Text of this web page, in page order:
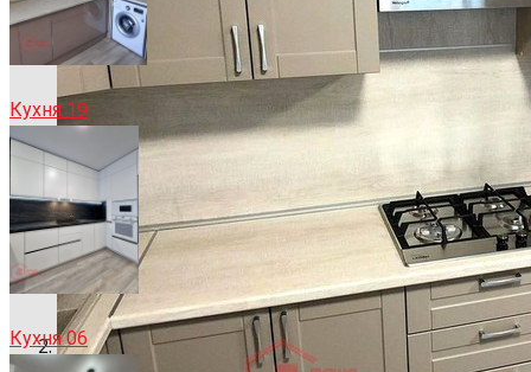
Кухня 19
Кухня 06